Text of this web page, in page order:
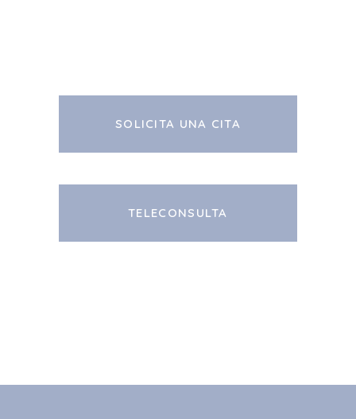
SOLICITA UNA CITA
TELECONSULTA